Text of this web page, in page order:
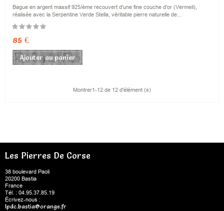
Bague en argent massif 925/ème recouvert d'une fine couche d'or (Vermeil),
réalisée avec la Serpentine Verde Stella, véritable pierre naturelle de...
Prix
85 €
Ajouter au panier
Montrer1-12 de 12 d'élément (s)
Les Pierres De Corse
38 boulevard Paoli
20200 Bastia
France
Tél. : 04.95.37.85.19
Écrivez-nous :
lpdc.bastia@orange.fr